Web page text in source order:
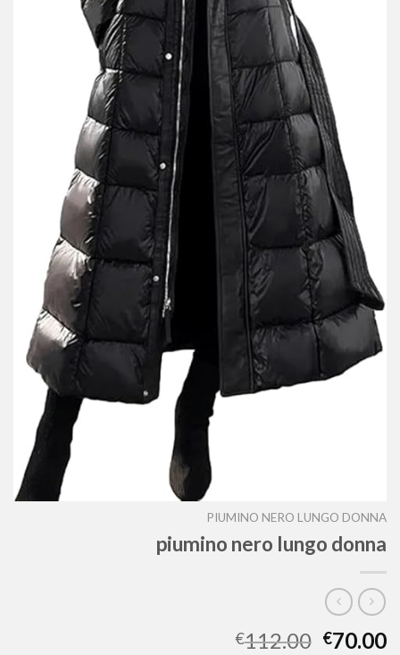
PIUMINO NERO LUNGO DONNA
piumino nero lungo donna
€112.00 €70.00